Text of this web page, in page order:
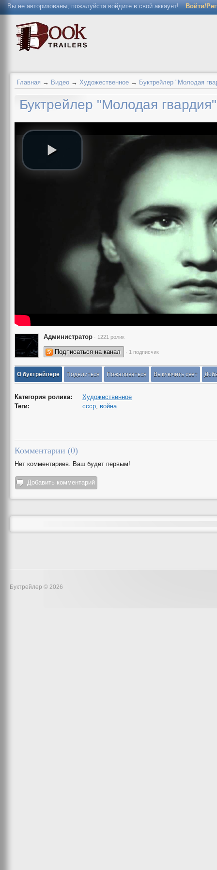
Вы не авторизованы, пожалуйста войдите в свой аккаунт! Войти/
Главная → Видео → Художественное → Буктрейлер "Молодая
Буктрейлер "Молодая
Администратор · 1221 ролик
Подписаться на канал · 1 подписчик
О буктрейлере Поделиться Пожаловаться Выключить свет
Категория ролика:
Художественное
Теги:
ссср, война
Комментарии (0)
Нет комментариев. Ваш будет первым!
Добавить комментарий
Буктрейлер © 2026